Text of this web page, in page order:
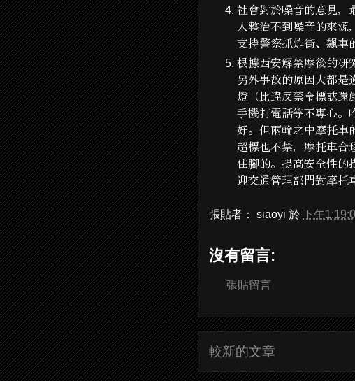
社會對於噪音的意見，
人整治不到噪音的來源
支持警察抓炸街、飆車
根據西安解禁摩後的研
另外事故的原因大都是
燈（比違反禁令標誌還
手機打電話等不專心。
好。但兩輪之中摩托車
超標也不禁，摩托車合
住腳的。提高安全性的
迎交通管理部門對摩托
張貼者： siaoyi 於 下午
沒有留言:
張貼留言
較新的文章